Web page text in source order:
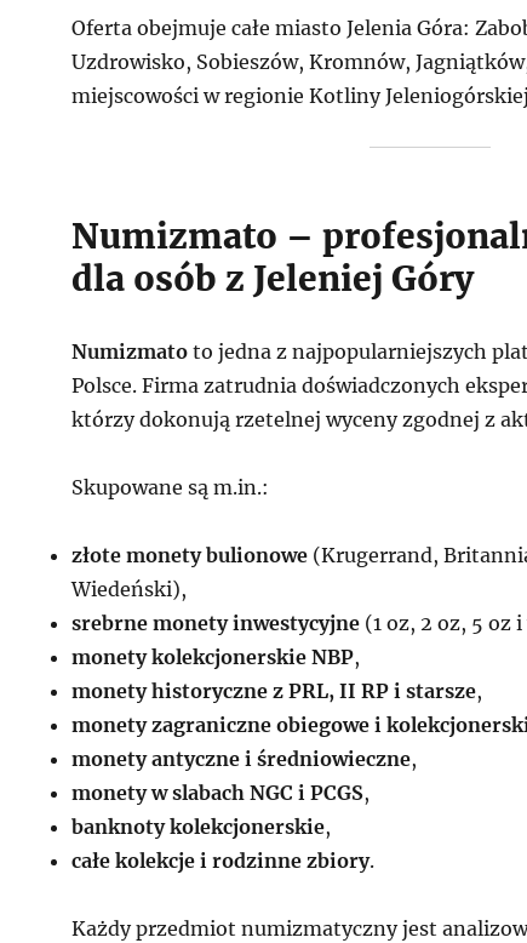
Oferta obejmuje całe miasto Jelenia Góra:
Uzdrowisko, Sobieszów, Kromnów,
miejscowości w regionie Kotliny
Numizmato –
dla osób z Jeleniej Góry
Numizmatoto jedna z najpopularniejszych
Polsce. Firma zatrudnia doświadczonych
którzy dokonują rzetelnej wyceny zgodnej z
Skupowane są m.in.:
złote monety bulionowe(Krugerrand,
Wiedeński),
srebrne monety inwestycyjne(1 oz, 2 oz, 5 oz
monety kolekcjonerskie NBP,
monety historyczne z PRL, II RP i starsze,
monety zagraniczne obiegowe i
monety antyczne i średniowieczne,
monety w slabach NGC i PCGS,
banknoty kolekcjonerskie,
całe kolekcje i rodzinne zbiory.
Każdy przedmiot numizmatyczny jest